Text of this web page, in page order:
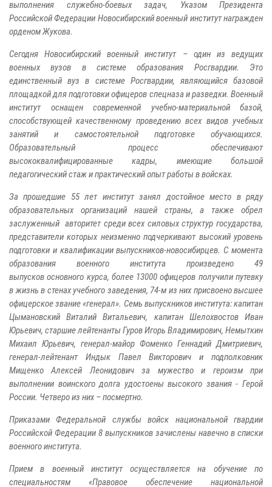
выполнения служебно-боевых задач, Указом Президента
Российской Федерации Новосибирский военный институт награжден
орденом Жукова.
Сегодня Новосибирский военный институт – один из ведущих
военных вузов в системе образования Росгвардии. Это
единственный вуз в системе Росгвардии, являющийся базовой
площадкой для подготовки офицеров спецназа и разведки. Военный
институт оснащен современной учебно-материальной базой,
способствующей качественному проведению всех видов учебных
занятий и самостоятельной подготовке обучающихся.
Образовательный процесс обеспечивают
высококвалифицированные кадры, имеющие большой
педагогический стаж и практический опыт работы в войсках.
За прошедшие 55 лет институт занял достойное место в ряду
образовательных организаций нашей страны, а также обрел
заслуженный авторитет среди всех силовых структур государства,
представители которых неизменно подчеркивают высокий уровень
подготовки и квалификации выпускников-новосибирцев. С момента
образования военного института произведено 49
выпусков основного курса, более 13000 офицеров получили путевку
в жизнь в стенах учебного заведения, 74-м из них присвоено высшее
офицерское звание «генерал». Семь выпускников института: капитан
Цымановский Виталий Витальевич, капитан Шелохвостов Иван
Юрьевич, старшие лейтенанты Гуров Игорь Владимирович, Немыткин
Михаил Юрьевич, генерал-майор Фоменко Геннадий Дмитриевич,
генерал-лейтенант Индык Павел Викторович и подполковник
Мищенко Алексей Леонидович за мужество и героизм при
выполнении воинского долга удостоены высокого звания - Герой
России. Четверо из них – посмертно.
Приказами Федеральной службы войск национальной гвардии
Российской Федерации 8 выпускников зачислены навечно в списки
военного института.
Прием в военный институт осуществляется на обучение по
специальностям «Правовое обеспечение национальной